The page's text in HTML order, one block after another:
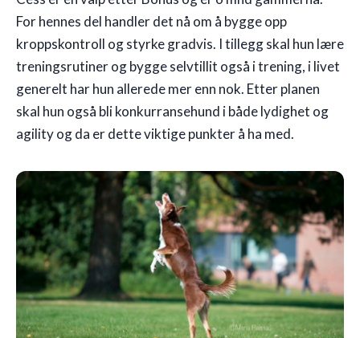
For hennes del handler det nå om å bygge opp
kroppskontroll og styrke gradvis. I tillegg skal hun lære
treningsrutiner og bygge selvtillit også i trening, i livet
generelt har hun allerede mer enn nok. Etter planen
skal hun også bli konkurransehund i både lydighet og
agility og da er dette viktige punkter å ha med.